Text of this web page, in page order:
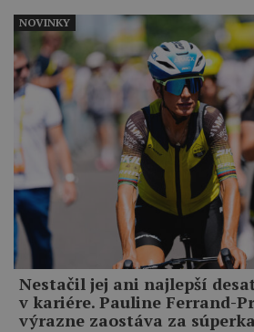
Nestačil jej ani najlepší
v kariére. Pauline Ferrand-
výrazne zaostáva za
NOVINKY